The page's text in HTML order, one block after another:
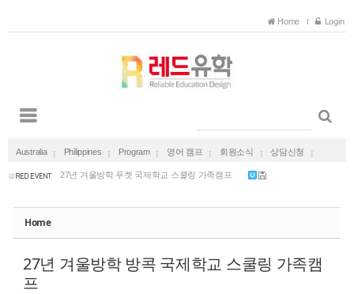
Home Login
Australia Philippines Program 영어 캠프 회원소식 상담신청
호주 유아교육 보육교사 일자리 보장 호주 채용 ...
27년 겨울방학 푸켓 국제학교 스쿨링 가족캠프
호주 유아교육 보육교사 일자리 보장 호주 채용 ...
Home
27년 겨울방학 방콕 국제학교 스쿨링 가족캠
프